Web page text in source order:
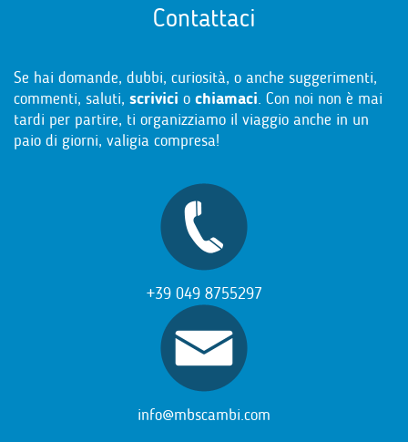
Contattaci
Se hai domande, dubbi, curiosità, o anche suggerimenti,
commenti, saluti, scrivici o chiamaci. Con noi non è mai
tardi per partire, ti organizziamo il viaggio anche in un
paio di giorni, valigia compresa!
+39 049 8755297
info@mbscambi.com